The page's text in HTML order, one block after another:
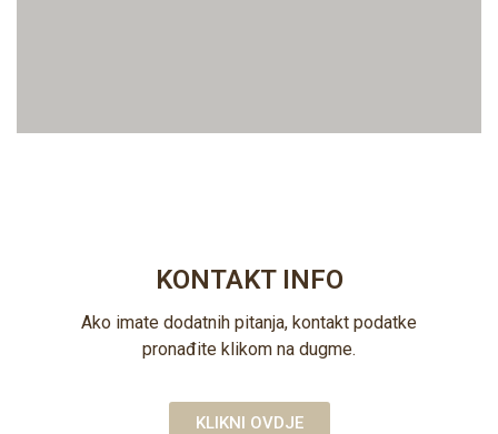
KONTAKT INFO
Ako imate dodatnih pitanja, kontakt podatke
pronađite klikom na dugme.
KLIKNI OVDJE